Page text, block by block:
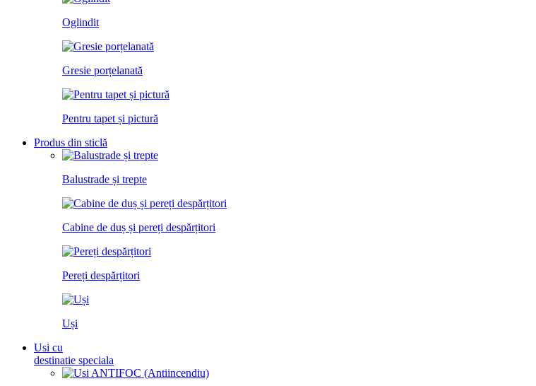
Oglindit
Gresie porțelanată
Pentru tapet și pictură
Produs din sticlă
Balustrade și trepte
Cabine de duș și pereți despărțitori
Pereți despărțitori
Uși
Usi cu
destinatie speciala